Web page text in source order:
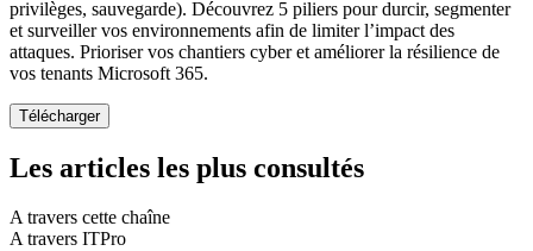
privilèges, sauvegarde). Découvrez 5 piliers pour durcir, segmenter
et surveiller vos environnements afin de limiter l’impact des
attaques. Prioriser vos chantiers cyber et améliorer la résilience de
vos tenants Microsoft 365.
Les articles les plus consultés
A travers cette chaîne
A travers ITPro